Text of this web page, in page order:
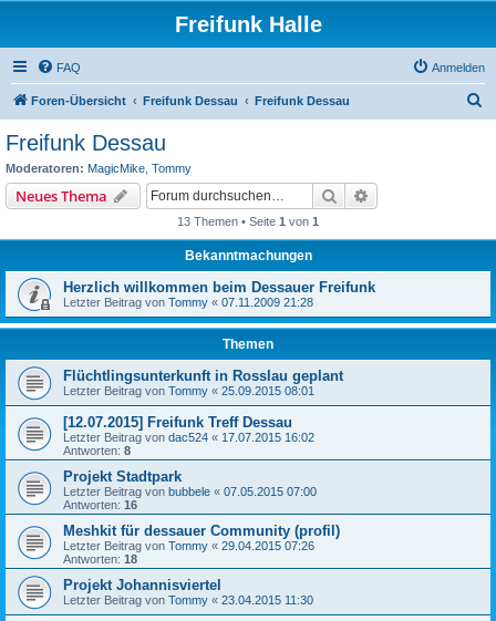
Freifunk Halle
FAQ Anmelden
Foren-Übersicht Freifunk Dessau Freifunk Dessau
Freifunk Dessau
Moderatoren: MagicMike Tommy
Neues Thema Suche
13 Themen • Seite 1 von 1
Bekanntmachungen
Herzlich willkommen beim Dessauer Freifunk
Letzter Beitrag von Tommy « 07.11.2009 21:28
Themen
Flüchtlingsunterkunft in Rosslau geplant
Letzter Beitrag von Tommy « 25.09.2015 08:01
[12.07.2015] Freifunk Treff Dessau
Letzter Beitrag von dac524 « 17.07.2015 16:02
Antworten: 8
Projekt Stadtpark
Letzter Beitrag von bubbele « 07.05.2015 07:00
Antworten: 16
Meshkit für dessauer Community (profil)
Letzter Beitrag von Tommy « 29.04.2015 07:26
Antworten: 18
Projekt Johannisviertel
Letzter Beitrag von Tommy « 23.04.2015 11:30